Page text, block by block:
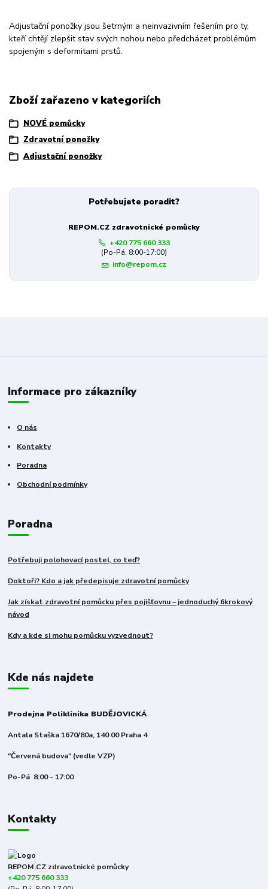
Adjustační ponožky jsou šetrným a neinvazivním řešením pro ty,
kteří chtějí zlepšit stav svých nohou nebo předcházet problémům
spojeným s deformitami prstů.
Zboží zařazeno v kategoriích
NOVÉ pomůcky
Zdravotní ponožky
Adjustační ponožky
Potřebujete poradit?
REPOM.CZ zdravotnické pomůcky
+420 775 660 333
(Po-Pá, 8:00-17:00)
info@repom.cz
Informace pro zákazníky
O nás
Kontakty
Poradna
Obchodní podmínky
Poradna
Potřebuji polohovací postel, co teď?
Doktoři? Kdo a jak předepisuje zdravotní pomůcky
Jak získat zdravotní pomůcku přes pojišťovnu – jednoduchý 6krokový
návod
Kdy a kde si mohu pomůcku vyzvednout?
Kde nás najdete
Prodejna Poliklinika BUDĚJOVICKÁ
Antala Staška 1670/80a, 140 00 Praha 4
"Červená budova" (vedle VZP)
Po-Pá 8:00 - 17:00
Kontakty
REPOM.CZ zdravotnické pomůcky
+420 775 660 333